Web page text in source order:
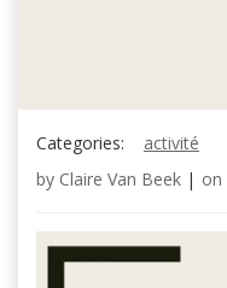
Categories:
activité
by Claire Van Beek | on